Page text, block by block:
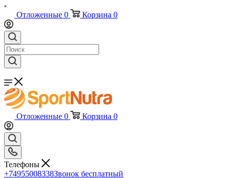
Отложенные 0 Корзина 0
Отложенные 0 Корзина 0
Телефоны
+74955008338Звонок бесплатный